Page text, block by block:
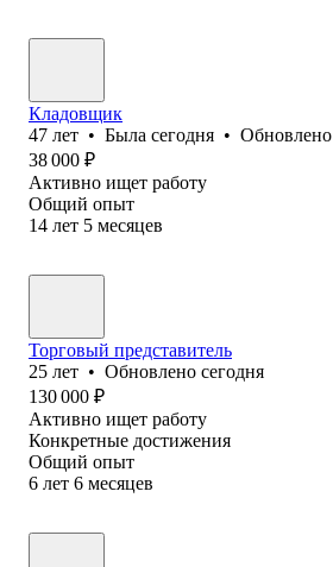
Кладовщик
47 лет • Была сегодня • Обновлено
38 000 ₽
Активно ищет работу
Общий опыт
14 лет 5 месяцев
Торговый представитель
25 лет • Обновлено сегодня
130 000 ₽
Активно ищет работу
Конкретные достижения
Общий опыт
6 лет 6 месяцев